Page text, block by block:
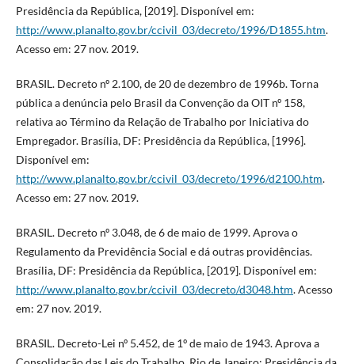
Presidência da República, [2019]. Disponível em:
http://www.planalto.gov.br/ccivil_03/decreto/1996/D1855.htm.
Acesso em: 27 nov. 2019.
BRASIL. Decreto nº 2.100, de 20 de dezembro de 1996b. Torna
pública a denúncia pelo Brasil da Convenção da OIT nº 158,
relativa ao Término da Relação de Trabalho por Iniciativa do
Empregador. Brasília, DF: Presidência da República, [1996].
Disponível em:
http://www.planalto.gov.br/ccivil_03/decreto/1996/d2100.htm.
Acesso em: 27 nov. 2019.
BRASIL. Decreto nº 3.048, de 6 de maio de 1999. Aprova o
Regulamento da Previdência Social e dá outras providências.
Brasília, DF: Presidência da República, [2019]. Disponível em:
http://www.planalto.gov.br/ccivil_03/decreto/d3048.htm. Acesso
em: 27 nov. 2019.
BRASIL. Decreto-Lei nº 5.452, de 1º de maio de 1943. Aprova a